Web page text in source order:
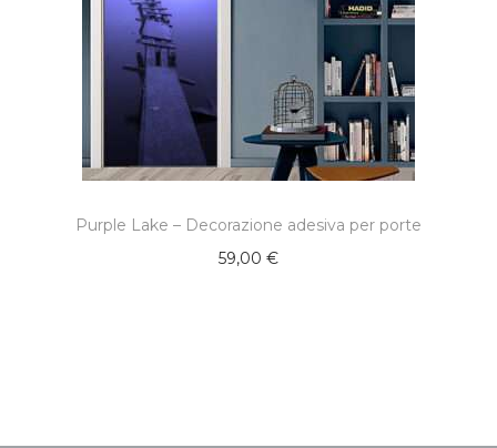
Purple Lake – Decorazione adesiva per porte
59,00 €